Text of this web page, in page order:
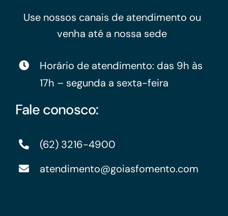
Use nossos canais de atendimento ou
venha até a nossa sede
Horário de atendimento: das 9h às
17h – segunda a sexta-feira
Fale conosco:
(62) 3216-4900
atendimento@goiasfomento.com